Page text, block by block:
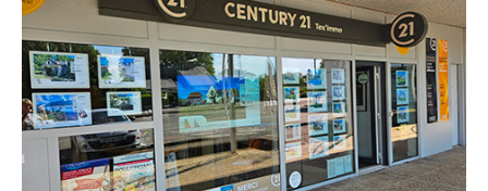
CENTURY 21 Tex'Immo
Rue des Sports Galerie Marchande
THEIX NOYALO - 56450
Envoyer un message